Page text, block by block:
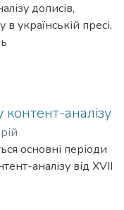
дописів,
українській пресі,
автор
її
контент-аналізу
основні періоди
аналізу від XVII
історія ідей, а й